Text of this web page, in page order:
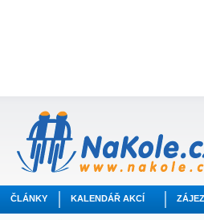
ČLÁNKY KALENDÁŘ AKCÍ